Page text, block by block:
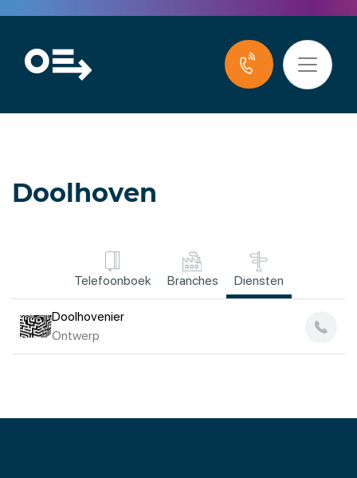
Doolhoven
Telefoonboek Branches Diensten
Doolhovenier
Ontwerp